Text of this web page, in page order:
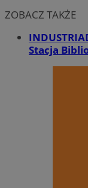
ZOBACZ TAKŻE
Stacja